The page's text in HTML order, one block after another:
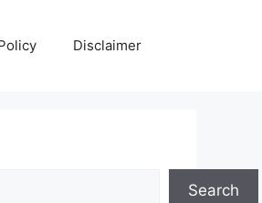
Disclaimer
Search